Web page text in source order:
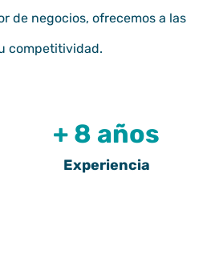
de negocios, ofrecemos a las
competitividad.
+ 8 años
Experiencia